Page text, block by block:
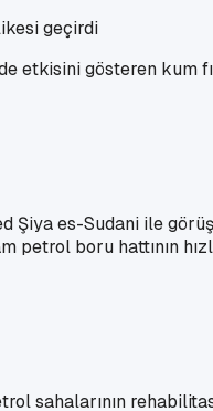
geçirdi
etkisini gösteren kum
es-Sudani ile
boru hattının
sahalarının